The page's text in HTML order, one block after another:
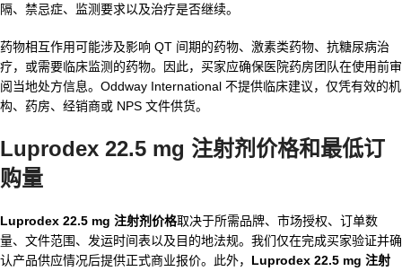
隔、禁忌症、监测要求以及治疗是否继续。
药物相互作用可能涉及影响 QT 间期的药物、激素类药物、抗糖尿病治
疗，或需要临床监测的药物。因此，买家应确保医院药房团队在使用前审
阅当地处方信息。Oddway International 不提供临床建议，仅凭有效的机
构、药房、经销商或 NPS 文件供货。
Luprodex 22.5 mg 注射剂价格和最低订
购量
Luprodex 22.5 mg 注射剂价格取决于所需品牌、市场授权、订单数
量、文件范围、发运时间表以及目的地法规。我们仅在完成买家验证并确
认产品供应情况后提供正式商业报价。此外， Luprodex 22.5 mg 注射